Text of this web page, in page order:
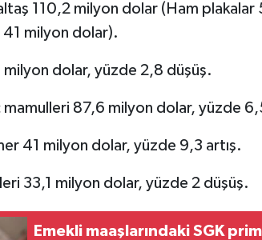
110,2 milyon dolar (Ham plakalar
milyon dolar).
dolar, yüzde 2,8 düşüş.
87,6 milyon dolar, yüzde
41 milyon dolar, yüzde 9,3 artış.
33,1 milyon dolar, yüzde 2 düşüş.
Emekli maaşlarındaki SGK